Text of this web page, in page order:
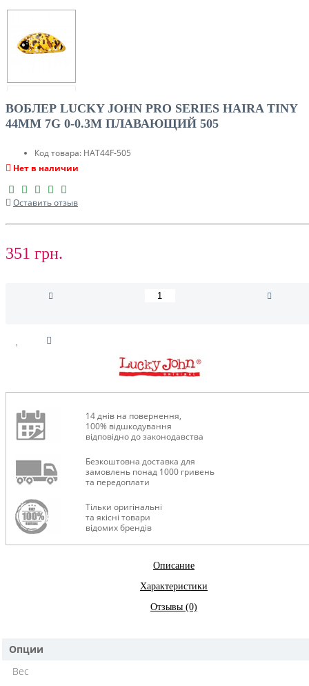
ВОБЛЕР LUCKY JOHN PRO SERIES HAIRA TINY
44MM 7G 0-0.3M ПЛАВАЮЩИЙ 505
Код товара: HAT44F-505
Нет в наличии
Оставить отзыв
351 грн.
14 днів на повернення,
100% відшкодування
відповідно до законодавства
Безкоштовна доставка для
замовлень понад 1000 гривень
та передоплати
Тільки оригінальні
та якісні товари
відомих брендів
Описание
Характеристики
Отзывы (0)
Опции
Вес